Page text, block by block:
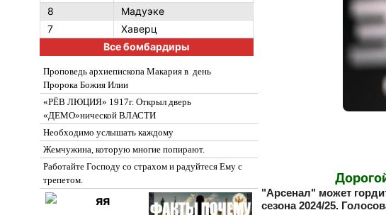
8
Мадуэке
7
Хаверц
Все бомбардиры
Проповедь архиепископа Макария в день
Пророка Божия Илии
«РЁВ ЛЮЦИЯ» 1917г. Открыл дверь
«ДЕМО»нической ВЛАСТИ
Необходимо услышать каждому
Жемчужина, которую многие попирают.
Работайте Господу со страхом и радуйтеся Ему с
трепетом.
"Арсенал" может
сезона 2024/25.